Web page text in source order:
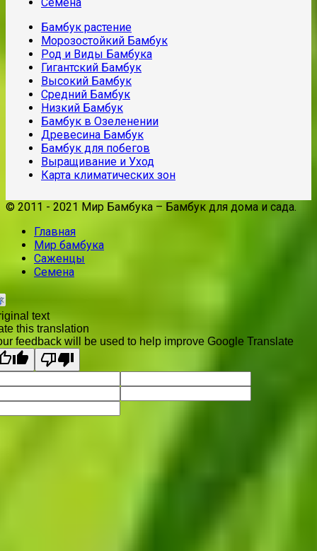
Бамбук растение
Морозостойкий Бамбук
Род и Виды Бамбука
Гигантский Бамбук
Высокий Бамбук
Средний Бамбук
Низкий Бамбук
Бамбук в Озеленении
Древесина Бамбук
Бамбук для побегов
Выращивание и Уход
Карта климатических зон
© 2011 - 2021 Мир Бамбука – Бамбук для дома и сада.
Главная
Мир бамбука
Саженцы
Семена
text
this translation
feedback will be used to help improve Google Translate